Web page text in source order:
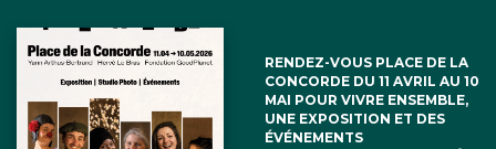
RENDEZ-VOUS PLACE DE LA
CONCORDE DU 11 AVRIL AU 10
MAI POUR VIVRE ENSEMBLE,
UNE EXPOSITION ET DES
ÉVÉNEMENTS